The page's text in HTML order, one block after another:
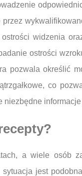
widzenia
ostrości
pozwala określić
co
a wiele osób
jest